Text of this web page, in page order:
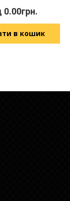
0.00грн.
в кошик